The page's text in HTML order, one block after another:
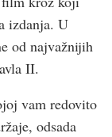
izdanja. U
od najvažnijih
II.
vam redovito
odsada